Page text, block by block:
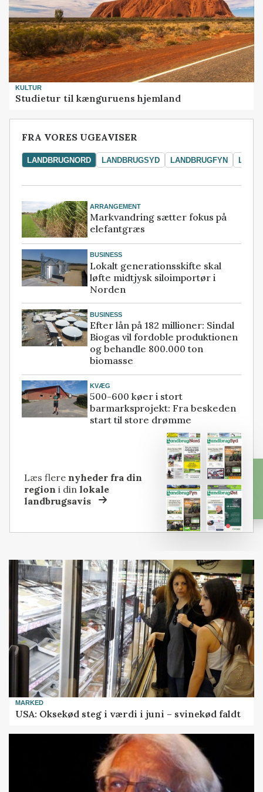
KULTUR
Studietur til kænguruens hjemland
FRA VORES UGEAVISER
LANDBRUGNORD LANDBRUGSYD LANDBRUGFYN
ARRANGEMENT
Markvandring sætter fokus på
elefantgræs
BUSINESS
Lokalt generationsskifte skal
løfte midtjysk siloimportør i
Norden
BUSINESS
Efter lån på 182 millioner: Sindal
Biogas vil fordoble produktionen
og behandle 800.000 ton
biomasse
KVÆG
500-600 køer i stort
barmarksprojekt: Fra beskeden
start til store drømme
Læs flere nyheder fra din
region i dinlokale
landbrugsavis
MARKED
USA: Oksekød steg i værdi i juni – svinekød faldt